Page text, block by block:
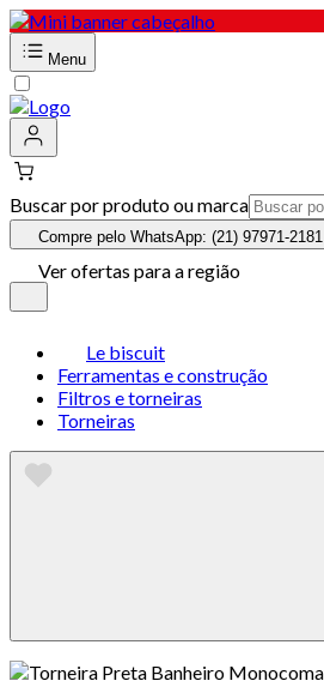
Menu
Buscar por produto ou marca
Compre pelo WhatsApp: (21) 97971-2181
Ver ofertas para a região
Le biscuit
Ferramentas e construção
Filtros e torneiras
Torneiras